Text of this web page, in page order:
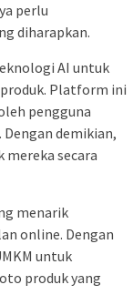
perlu
diharapkan.
AI untuk
Platform ini
pengguna
demikian,
secara
menarik
online. Dengan
untuk
produk yang